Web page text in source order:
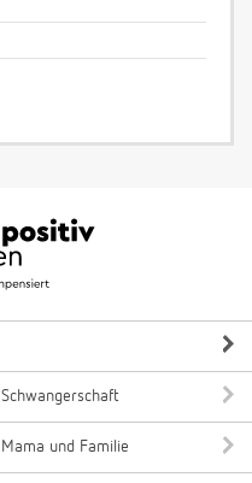
Schwangerschaft
Mama und Familie